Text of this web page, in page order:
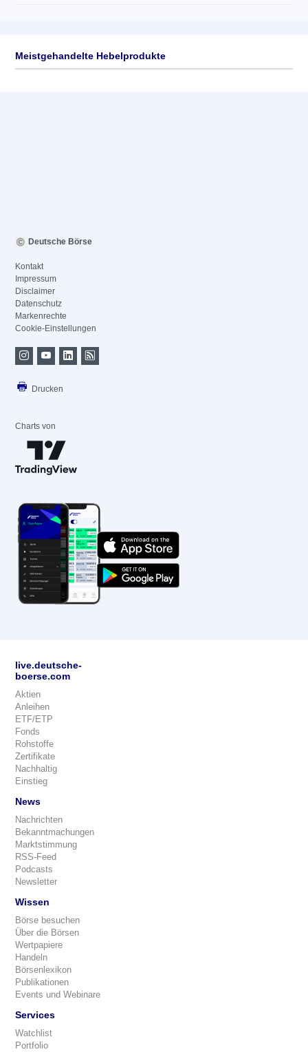
Meistgehandelte Hebelprodukte
Deutsche Börse
Kontakt
Impressum
Disclaimer
Datenschutz
Markenrechte
Cookie-Einstellungen
Drucken
Charts von
live.deutsche-
boerse.com
Aktien
Anleihen
ETF/ETP
Fonds
Rohstoffe
Zertifikate
Nachhaltig
Einstieg
News
Nachrichten
Bekanntmachungen
Marktstimmung
RSS-Feed
Podcasts
Newsletter
Wissen
Börse besuchen
Über die Börsen
Wertpapiere
Handeln
Börsenlexikon
Publikationen
Events und Webinare
Services
Watchlist
Portfolio